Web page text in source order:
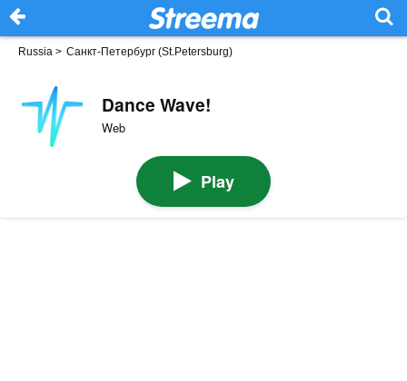
Russia > Санкт-Петербург (St.Petersburg)
Dance Wave!
Web
Play